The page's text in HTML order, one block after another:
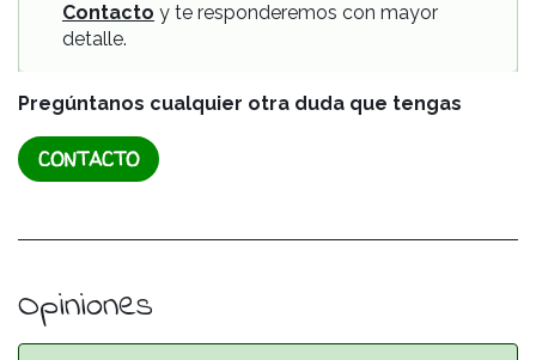
Contacto y te responderemos con mayor
detalle.
Pregúntanos cualquier otra duda que tengas
CONTACTO
Opiniones